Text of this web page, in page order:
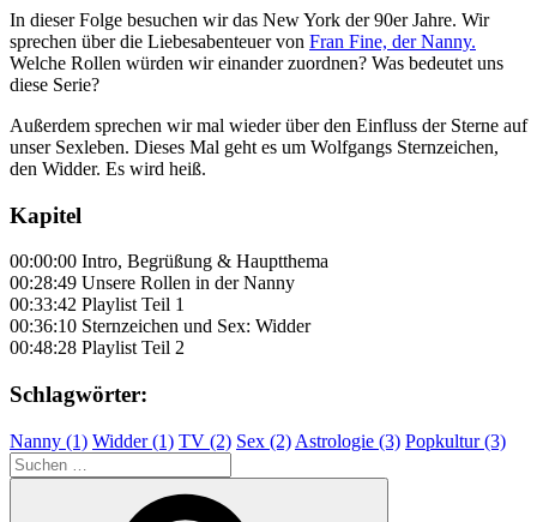
In dieser Folge besuchen wir das New York der 90er Jahre. Wir
sprechen über die Liebesabenteuer von Fran Fine, der Nanny.
Welche Rollen würden wir einander zuordnen? Was bedeutet uns
diese Serie?
Außerdem sprechen wir mal wieder über den Einfluss der Sterne auf
unser Sexleben. Dieses Mal geht es um Wolfgangs Sternzeichen,
den Widder. Es wird heiß.
Kapitel
00:00:00 Intro, Begrüßung & Hauptthema
00:28:49 Unsere Rollen in der Nanny
00:33:42 Playlist Teil 1
00:36:10 Sternzeichen und Sex: Widder
00:48:28 Playlist Teil 2
Schlagwörter:
Nanny (1) Widder (1) TV (2) Sex (2) Astrologie (3) Popkultur (3)
Suchen
nach: